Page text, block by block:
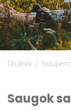
Titulinis
Saugok